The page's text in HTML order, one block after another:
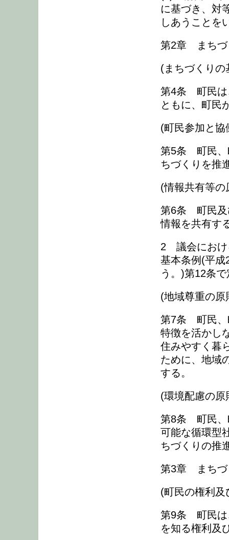
に基づき、対
しあうことを
第2章 まちづ
(まちづくりの
第4条 町民は
ともに、町民
(町民参加と協
第5条 町民、
ちづくりを推
(情報共有等の
第6条 町民及
情報を共有す
2 議会におけ
基本条例(平成
う。)第12条
(地域尊重の原
第7条 町民、
特徴を活かし
住みやすく暮
ために、地域
する。
(環境配慮の原
第8条 町民、
可能な循環型
ちづくりの推
第3章 まちづ
(町民の権利及
第9条 町民は
を知る権利及